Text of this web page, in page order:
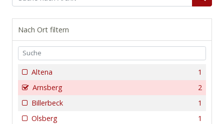
Nach Ort filtern
1
Altena
2
Arnsberg
1
Billerbeck
1
Olsberg